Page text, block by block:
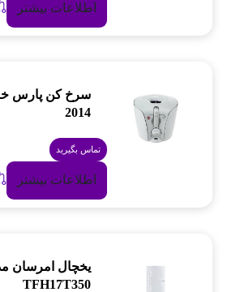
اطلاعات بیشتر
2014
تماس بگیرید
اطلاعات بیشتر
یخچال امرسان مدل
TFH17T350